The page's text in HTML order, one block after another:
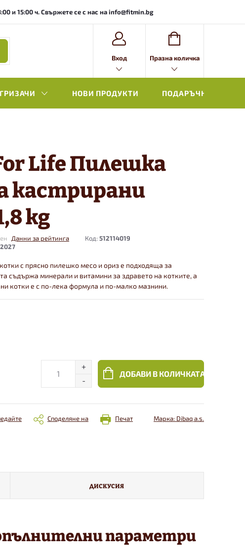
и 15:00 ч. Свържете се с нас на info@fitmin.bg
Вход
ВИЖ
КОЛИЧКАТА
Празна количка
ГРИЗАЧИ НОВИ ПРОДУКТИ ПОДАРЪЧНА
Life Пилешка
кастрирани
kg
Данни за рейтинга Код: 512114019
с прясно пилешко месо и ориз е подходяща за
съдържа минерали и витамини за здравето на котките, а
котки е с по-лека формула и по-малко мазнини.
ДОБАВИ В КОЛИЧКАТА
Печат
Споделяне на Марка: Dibaq a.s.
ДИСКУСИЯ
параметри